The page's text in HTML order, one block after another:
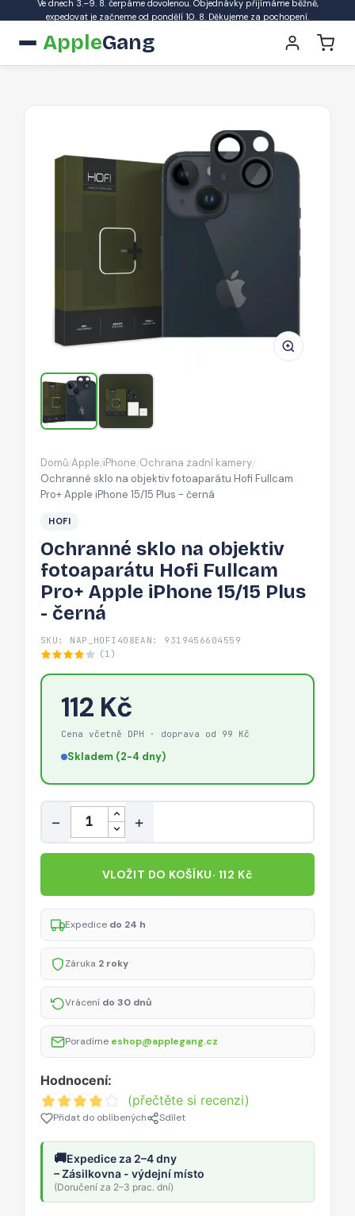
Ve dnech 3.–9. 8. čerpáme dovolenou. Objednávky přijímáme běžně,
expedovat je začneme od pondělí 10. 8. Děkujeme za pochopení.
AppleGang
Ochranné
fotoaparátu
Plus
-
Domů/Apple/iPhone/Ochrana zadní kamery/
Ochranné sklo na objektiv fotoaparátu Hofi Fullcam
Pro+ Apple iPhone 15/15 Plus - černá
HOFI
Ochranné sklo na objektiv
fotoaparátu Hofi Fullcam
Pro+ Apple iPhone 15/15 Plus
- černá
SKU: NAP_HOFI408EAN: 9319456604559
(1)
112 Kč
Cena včetně DPH · doprava od 99 Kč
Skladem (2-4 dny)
Množství
− +
VLOŽIT DO KOŠÍKU· 112 Kč
Expedice do 24 h
Záruka 2 roky
Vrácení do 30 dnů
Poradíme eshop@applegang.cz
Hodnocení:
(přečtěte si recenzi)
Přidat do oblíbených Sdílet
🚚Expedice za 2–4 dny
– Zásilkovna - výdejní místo
(Doručení za 2–3 prac. dní)